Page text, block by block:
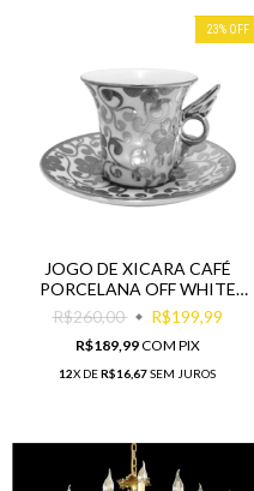
23% OFF
JOGO DE XICARA CAFÉ
PORCELANA OFF WHITE
PRATA PRENSADA
R$260,00 R$199,99
R$189,99COM PIX
12X DER$16,67SEM JUROS